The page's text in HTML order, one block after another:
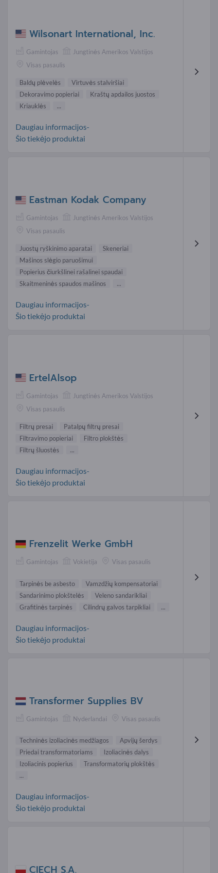
Wilsonart International, Inc.
Gamintojas
Jungtinės Amerikos Valstijos
Visas pasaulis
Baldų plėvelės
Virtuvės stalviršiai
Dekoravimo popieriai
Kraštų apdailos juostos
Kriauklės
...
Daugiau informacijos-
Šio tiekėjo produktai
Eastman Kodak Company
Gamintojas
Jungtinės Amerikos Valstijos
Visas pasaulis
Juostų ryškinimo aparatai
Skeneriai
Mašinos slėgio paruošimui
Popierius čiurkšlinei rašalinei spaudai
Skaitmeninės spaudos mašinos
...
Daugiau informacijos-
Šio tiekėjo produktai
ErtelAlsop
Gamintojas
Jungtinės Amerikos Valstijos
Visas pasaulis
Filtrų presai
Patalpų filtrų presai
Filtravimo popieriai
Filtro plokštės
Filtrų šluostės
...
Daugiau informacijos-
Šio tiekėjo produktai
Frenzelit Werke GmbH
Gamintojas Vokietija Visas pasaulis
Tarpinės be asbesto
Vamzdžių kompensatoriai
Sandarinimo plokštelės
Veleno sandarikliai
Grafitinės tarpinės
Cilindrų galvos tarpikliai ...
Daugiau informacijos-
Šio tiekėjo produktai
Transformer Supplies BV
Gamintojas Nyderlandai Visas pasaulis
Techninės izoliacinės medžiagos
Apvijų šerdys
Priedai transformatoriams
Izoliacinės dalys
Izoliacinis popierius
Transformatorių plokštės
...
Daugiau informacijos-
Šio tiekėjo produktai
CIECH S.A.